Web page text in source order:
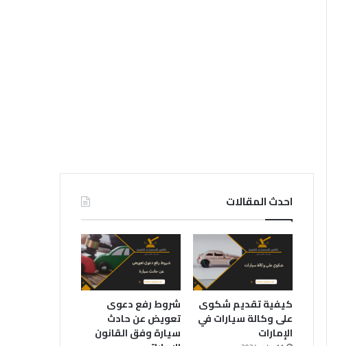
احدث المقالات
كيفية تقديم شكوى
على وكالة سيارات في
الإمارات
شروط رفع دعوى
تعويض عن حادث
سيارة وفق القانون